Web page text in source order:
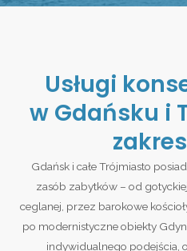
Usługi
w Gdańsku i
Gdańsk i całe Trójmiasto
zasób zabytków – od
ceglanej, przez barokowe
po modernistyczne obiekty
indywidualnego podejścia,